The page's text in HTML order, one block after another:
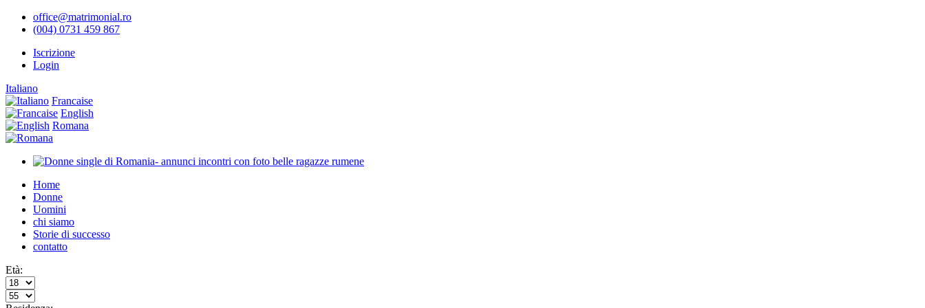
office@matrimonial.ro
(004) 0731 459 867
Iscrizione
Login
Italiano
Francaise
English
Romana
Home
Donne
Uomini
chi siamo
Storie di successo
contatto
Età: